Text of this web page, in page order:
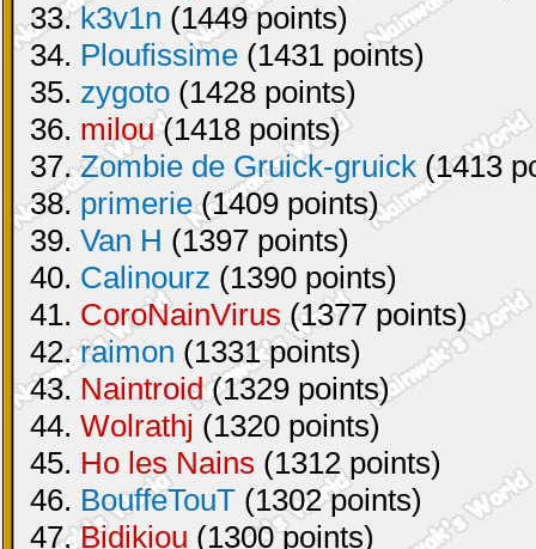
33.k3v1n (1449 points)
34. Ploufissime (1431 points)
35. zygoto (1428 points)
36. milou(1418 points)
37.Zombie de Gruick-gruick (1413
38.primerie(1409 points)
39. Van H (1397 points)
40. Calinourz (1390 points)
41. CoroNainVirus(1377 points)
42.raimon (1331 points)
43. Naintroid(1329 points)
44. Wolrathj (1320 points)
45. Ho les Nains (1312 points)
46. BouffeTouT (1302 points)
47.Bidikiou (1300 points)